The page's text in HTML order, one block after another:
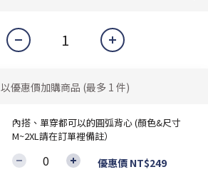
以優惠價加購商品 (最多 1 件)
內搭、單穿都可以的圓弧背心 (顏色&尺寸
M~2XL請在訂單裡備註）
優惠價 NT$249